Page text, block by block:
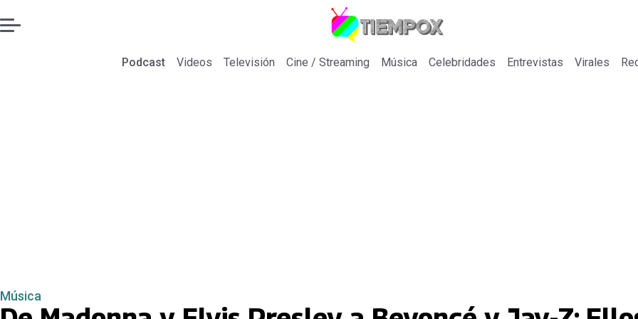
Podcast Videos Televisión Cine / Streaming Música Celebridades Entrevistas Virales
Música